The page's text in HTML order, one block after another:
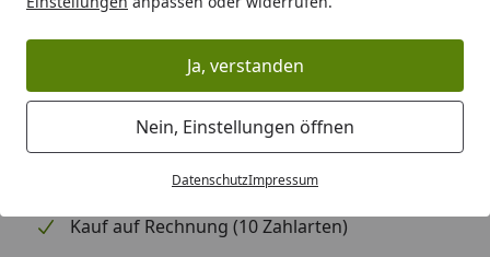
Ja, verstanden
Nein, Einstellungen öffnen
DatenschutzImpressum
Aluminiums zurückzuführen sind. Auf Stegdoppelplatten
gewähren wir 10 Jahre Garantie auf
Witterungsbeständigkeit.
Expresszustellung (auf Wunsch)
Kauf auf Rechnung (10 Zahlarten)